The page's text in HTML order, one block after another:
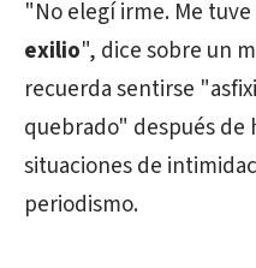
"No elegí irme. Me
exilio", dice sobre un
recuerda sentirse
quebrado" después de
situaciones de
periodismo.